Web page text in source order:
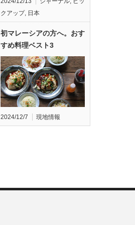
クアップ, 日本
初マレーシアの方へ。おす
すめ料理ベスト3
2024/12/7 現地情報